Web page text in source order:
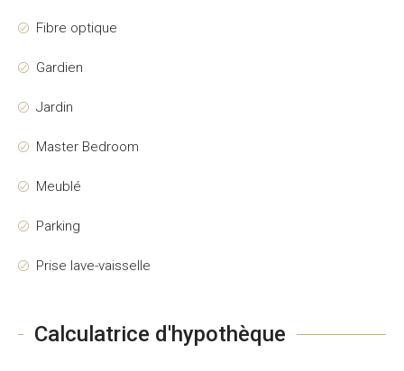
Fibre optique
Gardien
Jardin
Master Bedroom
Meublé
Parking
Prise lave-vaisselle
Calculatrice d'hypothèque